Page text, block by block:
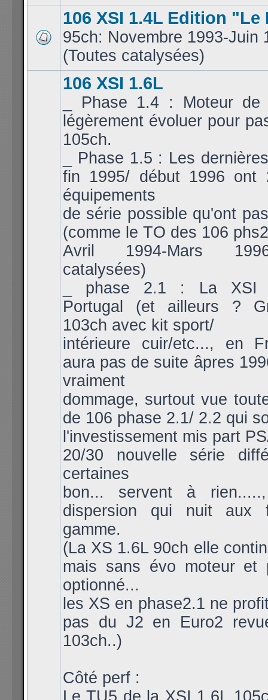
106 XSI 1.4L Edition "Le
95ch: Novembre 1993-Juin
(Toutes catalysées)
106 XSI 1.6L
_ Phase 1.4 : Moteur
légèrement évoluer pour
105ch.
_ Phase 1.5 : Les
fin 1995/ début 1996 ont
équipements
de série possible qu'ont
(comme le TO des 106
Avril 1994-Mars
catalysées)
_ phase 2.1 : La XSI
Portugal (et ailleurs ?
103ch avec kit sport/
intérieure cuir/etc..., en
aura pas de suite âpres
vraiment
dommage, surtout vue
de 106 phase 2.1/ 2.2 qui
l'investissement mis part
20/30 nouvelle série
certaines
bon... servent à
dispersion qui nuit aux
gamme.
(La XS 1.6L 90ch elle
mais sans évo moteur et
optionné...
les XS en phase2.1 ne
pas du J2 en Euro2
103ch..)
Côté perf :
Le TU5 de la XSI 1.6L